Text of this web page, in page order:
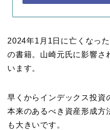
2024年1月1日に亡くなっ
の書籍。山崎元氏に影響さ
います。
早くからインデックス投資
本来のあるべき資産形成方
も大きいです。